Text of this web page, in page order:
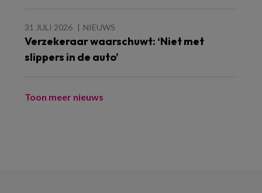
31 JULI 2026 NIEUWS
Verzekeraar waarschuwt: ‘Niet met
slippers in de auto’
Toon meer nieuws